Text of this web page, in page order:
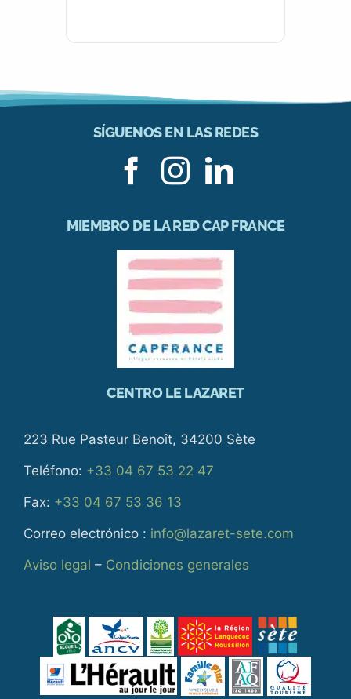
SÍGUENOS EN LAS REDES
MIEMBRO DE LA RED CAP FRANCE
CENTRO LE LAZARET
223 Rue Pasteur Benoît, 34200 Sète
Teléfono: +33 04 67 53 22 47
Fax: +33 04 67 53 36 13
Correo electrónico : info@lazaret-sete.com
Aviso legal – Condiciones generales